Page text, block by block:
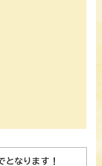
となります！